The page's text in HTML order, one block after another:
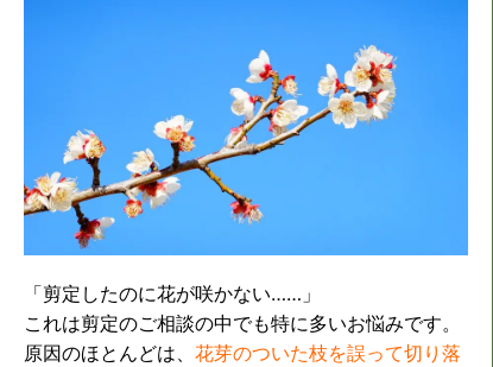
「剪定したのに花が咲かない……」
これは剪定のご相談の中でも特に多いお悩みです。
原因のほとんどは、 花芽のついた枝を誤って切り落